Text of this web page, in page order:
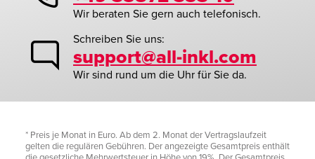
Wir beraten Sie gern auch telefonisch.
Schreiben Sie uns:
support@all-inkl.com
Wir sind rund um die Uhr für Sie da.
* Preis je Monat in Euro. Ab dem 2. Monat der Vertragslaufzeit
gelten die regulären Gebühren. Der angezeigte Gesamtpreis enthält